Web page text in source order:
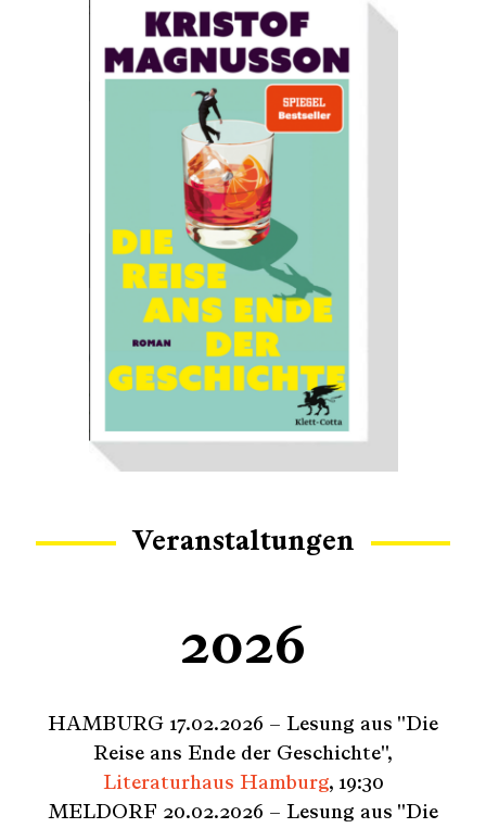
Veranstaltungen
2026
HAMBURG 17.02.2026 – Lesung aus "Die
Reise ans Ende der Geschichte",
Literaturhaus Hamburg, 19:30
MELDORF 20.02.2026 – Lesung aus "Die